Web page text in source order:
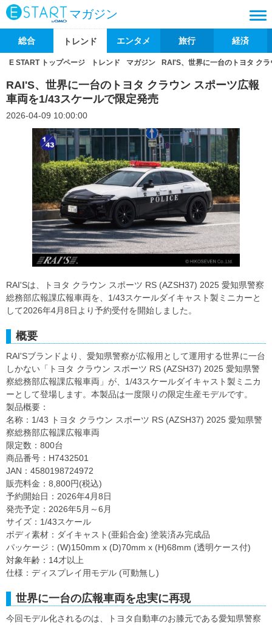
マガジン
総合 トレンド エンタメ 旅行 経済
E START トップページ トレンド マガジン RAI'S、世界に一台のトヨタ ク
RAI'S、世界に一台のトヨタ クラウン スポーツ広報
車両を1/43スケールで限定発売
2026-04-09 10:00:00
RAI'Sは、トヨタ クラウン スポーツ RS (AZSH37) 2025 愛知県警察
総務部広報課広報車両を、1/43スケールダイキャスト製ミニカーと
して2026年4月8日より予約受付を開始しました。
概要
RAI'Sブランドより、愛知県警察が広報用として運用する世界に一台
しかない「トヨタ クラウン スポーツ RS (AZSH37) 2025 愛知県警
察総務部広報課広報車両」が、1/43スケールダイキャスト製ミニカ
ーとして登場します。本製品は一度限りの限定生産モデルです。
製品概要：
名称：1/43 トヨタ クラウン スポーツ RS (AZSH37) 2025 愛知県警
察総務部広報課広報車両
限定数：800台
商品番号：H7432501
JAN：4580198724972
販売料金：8,800円(税込)
予約開始日：2026年4月8日
発売予定：2026年5月～6月
サイズ：1/43スケール
ボディ素材：ダイキャスト(亜鉛合金) 塗装済み完成品
パッケージ：(W)150mm x (D)70mm x (H)68mm (透明ケース付)
対象年齢：14才以上
仕様：ディスプレイ用モデル (可動無し)
世界に一台の広報車両を忠実に再現
今回モデル化されるのは、トヨタ自動車のお膝元である愛知県警察